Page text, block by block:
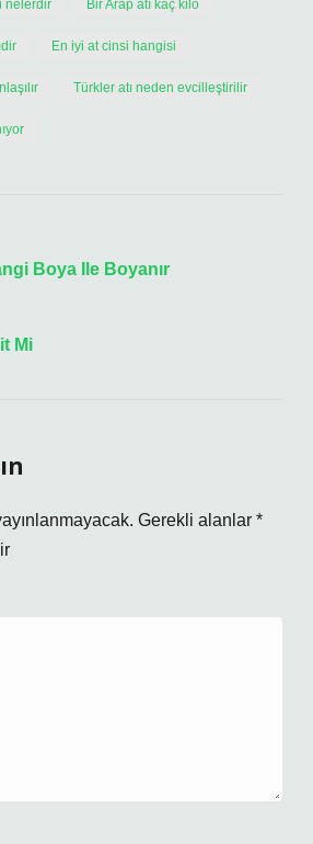
nelerdir Bir Arap atı kaç kilo
En iyi at cinsi hangisi
Türkler atı neden evcilleştirilir
Boya Ile Boyanır
Mi
Gerekli alanlar *